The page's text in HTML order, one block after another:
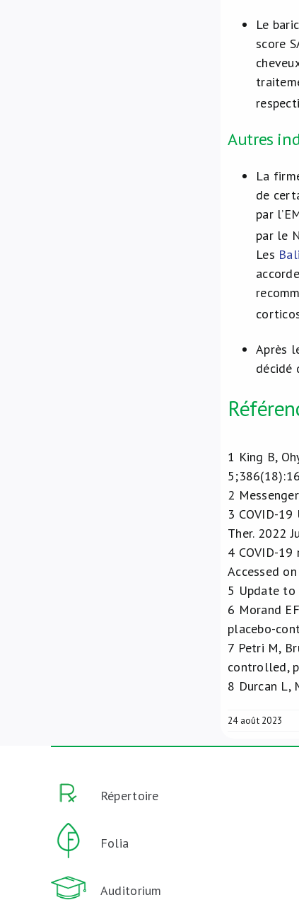
Le
score
Autres
La
de
par
par le
Les
Après
décidé
1 King B,
2
3 COVID-
Ther. 2022
4 COVID-
Accessed
5 Update
6 Morand
placebo-
7 Petri M,
controlled,
8 Durcan L,
24 août 2023
Répertoire
Folia
Auditorium